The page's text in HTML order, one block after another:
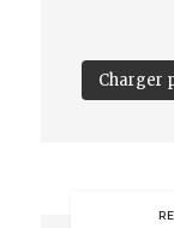
Charger